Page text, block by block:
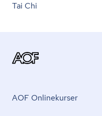
Tai Chi
AOF Onlinekurser